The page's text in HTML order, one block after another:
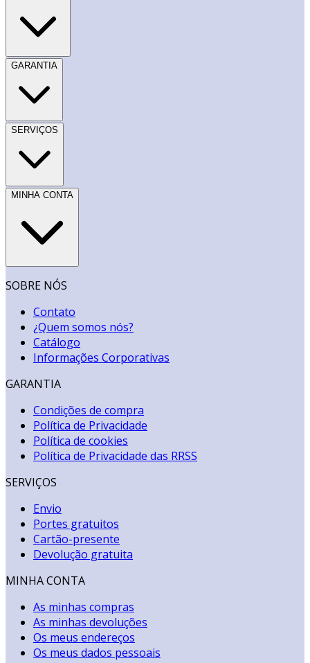
GARANTIA
SERVIÇOS
MINHA CONTA
SOBRE NÓS
Contato
¿Quem somos nós?
Catálogo
Informações Corporativas
GARANTIA
Condições de compra
Política de Privacidade
Política de cookies
Política de Privacidade das RRSS
SERVIÇOS
Envio
Portes gratuitos
Cartão-presente
Devolução gratuita
MINHA CONTA
As minhas compras
As minhas devoluções
Os meus endereços
Os meus dados pessoais